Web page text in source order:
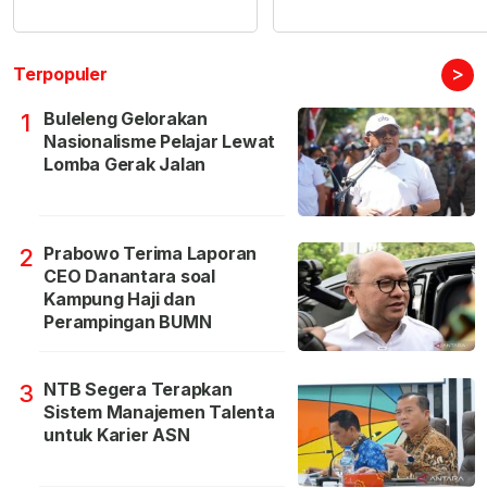
Terpopuler >
1
Buleleng Gelorakan
Nasionalisme Pelajar Lewat
Lomba Gerak Jalan
2 Prabowo Terima Laporan
CEO Danantara soal
Kampung Haji dan
Perampingan BUMN
3 NTB Segera Terapkan
Sistem Manajemen Talenta
untuk Karier ASN